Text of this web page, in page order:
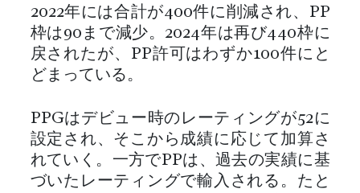
2022年には合計が400件に削減され、PP
枠は90まで減少。2024年は再び440枠に
戻されたが、PP許可はわずか100件にと
どまっている。
PPGはデビュー時のレーティングが52に
設定され、そこから成績に応じて加算さ
れていく。一方でPPは、過去の実績に基
づいたレーティングで輸入される。たと